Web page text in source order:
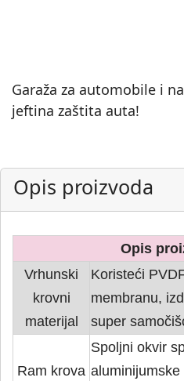
Garaža za automobile i
jeftina zaštita auta!
Opis proizvoda
Opis
Vrhunski
krovni
materijal
Koristeći
membranu,
super
Ram krova
Spoljni okvir